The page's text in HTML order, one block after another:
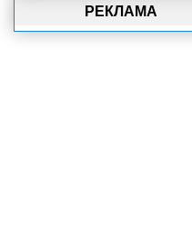
РЕКЛАМА
Ввод-вывод
Многопоточные приложения